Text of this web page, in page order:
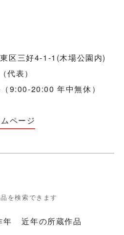
区三好4-1-1(木場公園内)
表）
9:00-20:00 年中無休）
ページ
を検索できます
年
近年の所蔵作品